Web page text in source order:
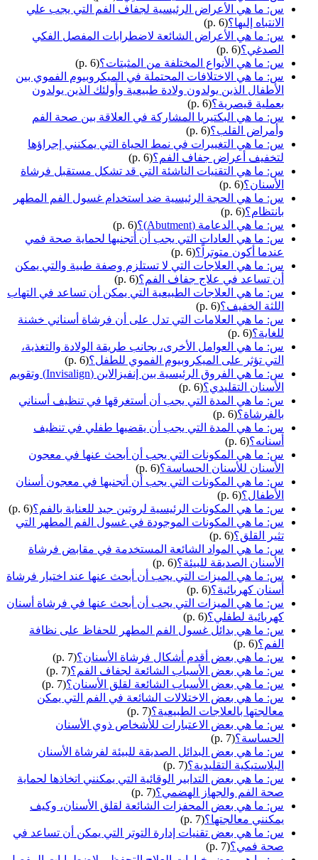
س: ما هي الأعراض الرئيسية لجفاف الفم التي يجب علي
الانتباه إليها؟(p. 6)
س: ما هي الأعراض الشائعة لاضطرابات المفصل الفكي
الصدغي؟(p. 6)
س: ما هي الأنواع المختلفة من المثبتات؟(p. 6)
س: ما هي الاختلافات المحتملة في الميكروبيوم الفموي بين
الأطفال الذين يولدون ولادة طبيعية وأولئك الذين يولدون
بعملية قيصرية؟(p. 6)
س: ما هي البكتيريا المشاركة في العلاقة بين صحة الفم
وأمراض القلب؟(p. 6)
س: ما هي التغييرات في نمط الحياة التي يمكنني إجراؤها
لتخفيف أعراض جفاف الفم؟(p. 6)
س: ما هي التقنيات الناشئة التي قد تشكل مستقبل فرشاة
الأسنان؟(p. 6)
س: ما هي الحجة الرئيسية ضد استخدام غسول الفم المطهر
بانتظام؟(p. 6)
س: ما هي الدعامة (Abutment)؟
(p. 6)
س: ما هي العادات التي يجب أن أتجنبها لحماية صحة فمي
عندما أكون متوتراً؟(p. 6)
س: ما هي العلاجات التي لا تستلزم وصفة طبية والتي يمكن
أن تساعد في علاج جفاف الفم؟(p. 6)
س: ما هي العلاجات الطبيعية التي يمكن أن تساعد في التهاب
اللثة الخفيف؟(p. 6)
س: ما هي العلامات التي تدل على أن فرشاة أسناني خشنة
للغاية؟(p. 6)
س: ما هي العوامل الأخرى، بجانب طريقة الولادة والتغذية،
التي تؤثر على الميكروبيوم الفموي للطفل؟(p. 6)
س: ما هي الفروق الرئيسية بين إنفيزالاين (Invisalign) وتقويم
الأسنان التقليدي؟(p. 6)
س: ما هي المدة التي يجب أن أستغرقها في تنظيف أسناني
بالفرشاة؟(p. 6)
س: ما هي المدة التي يجب أن يقضيها طفلي في تنظيف
أسنانه؟(p. 6)
س: ما هي المكونات التي يجب أن أبحث عنها في معجون
الأسنان للأسنان الحساسة؟(p. 6)
س: ما هي المكونات التي يجب أن أتجنبها في معجون أسنان
الأطفال؟(p. 6)
س: ما هي المكونات الرئيسية لروتين جيد للعناية بالفم؟(p. 6)
س: ما هي المكونات الموجودة في غسول الفم المطهر التي
تثير القلق؟(p. 6)
س: ما هي المواد الشائعة المستخدمة في مقابض فرشاة
الأسنان الصديقة للبيئة؟(p. 6)
س: ما هي الميزات التي يجب أن أبحث عنها عند اختيار فرشاة
أسنان كهربائية؟(p. 6)
س: ما هي الميزات التي يجب أن أبحث عنها في فرشاة أسنان
كهربائية لطفلي؟(p. 6)
س: ما هي بدائل غسول الفم المطهر للحفاظ على نظافة
الفم؟(p. 6)
س: ما هي بعض أقدم أشكال فرشاة الأسنان؟(p. 7)
س: ما هي بعض الأسباب الشائعة لجفاف الفم؟(p. 7)
س: ما هي بعض الأسباب الشائعة لقلق الأسنان؟(p. 7)
س: ما هي بعض الاختلالات الشائعة في الفم التي يمكن
معالجتها بالعلاجات الطبيعية؟(p. 7)
س: ما هي بعض الاعتبارات للأشخاص ذوي الأسنان
الحساسة؟(p. 7)
س: ما هي بعض البدائل الصديقة للبيئة لفرشاة الأسنان
البلاستيكية التقليدية؟(p. 7)
س: ما هي بعض التدابير الوقائية التي يمكنني اتخاذها لحماية
صحة الفم والجهاز الهضمي؟(p. 7)
س: ما هي بعض المحفزات الشائعة لقلق الأسنان، وكيف
يمكنني معالجتها؟(p. 7)
س: ما هي بعض تقنيات إدارة التوتر التي يمكن أن تساعد في
صحة فمي؟(p. 7)